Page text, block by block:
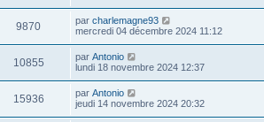
9870 par charlemagne93
mercredi 04 décembre 2024 11:12
10855 par Antonio
lundi 18 novembre 2024 12:37
15936 par Antonio
jeudi 14 novembre 2024 20:32